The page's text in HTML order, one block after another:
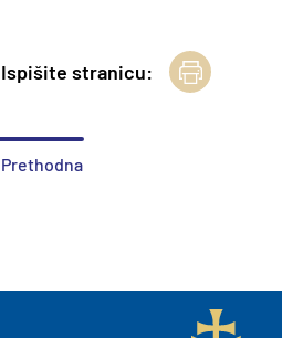
Ispišite stranicu:
Prethodna